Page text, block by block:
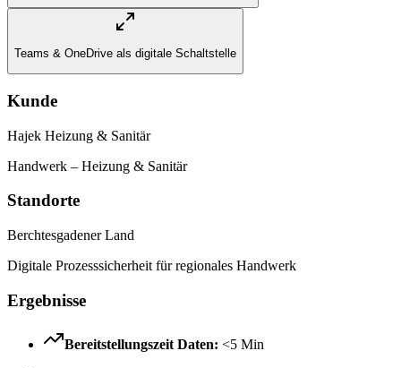
Teams & OneDrive als digitale Schaltstelle
Kunde
Hajek Heizung & Sanitär
Handwerk – Heizung & Sanitär
Standorte
Berchtesgadener Land
Digitale Prozesssicherheit für regionales Handwerk
Ergebnisse
Bereitstellungszeit Daten: <5 Min